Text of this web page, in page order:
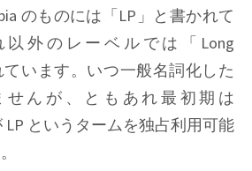
のものには「LP」と書かれて
外のレーベルでは「Long
ています。いつ一般名詞化した
んが、ともあれ最初期は
LP というタームを独占利用可能